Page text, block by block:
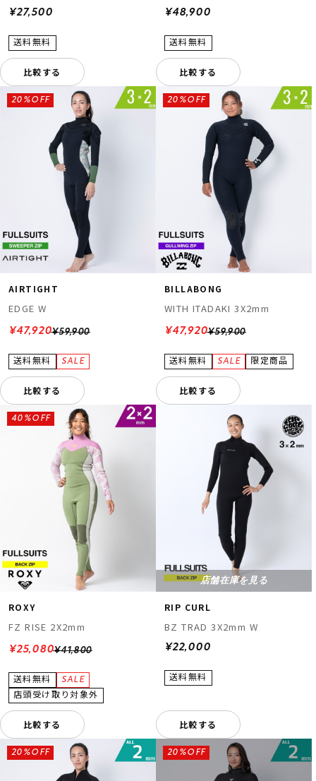
¥27,500
比較する
¥48,900
比較する
AIRTIGHT
EDGE W
¥59,900
20%OFF
¥47,920
比較する
BILLABONG
WITH ITADAKI 3X2mm
¥59,900
20%OFF
¥47,920
比較する
ROXY
FZ RISE 2X2mm
¥41,800
40%OFF
¥25,080
比較する
店舗在庫を見る
RIP CURL
BZ TRAD 3X2mm W
¥22,000
比較する
20%OFF 20%OFF